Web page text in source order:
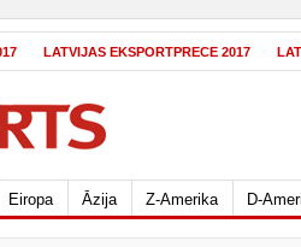
LATVIJAS EKSPORTPRECE 2017
Eiropa Āzija Z-Amerika D-